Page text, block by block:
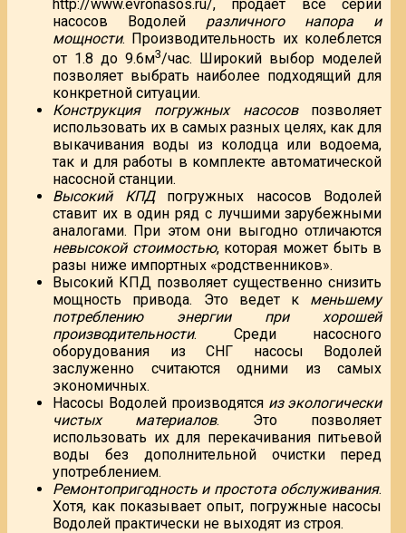
http://www.evronasos.ru/, продает все серии
насосов Водолей различного напора и
мощности. Производительность их колеблется
от 1.8 до 9.6м3/час. Широкий выбор моделей
позволяет выбрать наиболее подходящий для
конкретной ситуации.
Конструкция погружных насосовпозволяет
использовать их в самых разных целях, как для
выкачивания воды из колодца или водоема,
так и для работы в комплекте автоматической
насосной станции.
Высокий КПДпогружных насосов Водолей
ставит их в один ряд с лучшими зарубежными
аналогами. При этом они выгодно отличаются
невысокой стоимостью, которая может быть в
разы ниже импортных «родственников».
Высокий КПД позволяет существенно снизить
мощность привода. Это ведет к меньшему
потреблению энергии при хорошей
производительности. Среди насосного
оборудования из СНГ насосы Водолей
заслуженно считаются одними из самых
экономичных.
Насосы Водолей производятся из экологически
чистых материалов. Это позволяет
использовать их для перекачивания питьевой
воды без дополнительной очистки перед
употреблением.
Ремонтопригодность и простота обслуживания.
Хотя, как показывает опыт, погружные насосы
Водолей практически не выходят из строя.